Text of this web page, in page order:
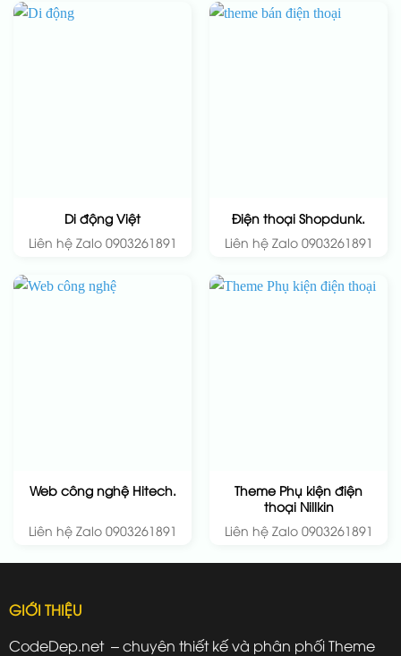
Di động Việt
Liên hệ Zalo 0903261891
Điện thoại Shopdunk.
Liên hệ Zalo 0903261891
Web công nghệ Hitech.
Liên hệ Zalo 0903261891
Theme Phụ kiện điện
thoại Nillkin
Liên hệ Zalo 0903261891
GIỚI THIỆU
CodeDep.net – chuyên thiết kế và phân phối Theme